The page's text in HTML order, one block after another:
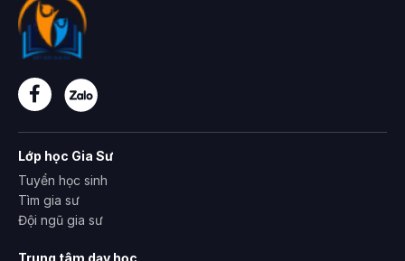
Lớp học Gia Sư
Tuyển học sinh
Tìm gia sư
Đội ngũ gia sư
Trung tâm dạy học